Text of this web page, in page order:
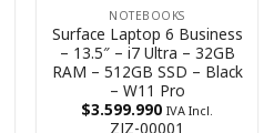
NOTEBOOKS
Surface Laptop 6 Business
– 13.5″ – i7 Ultra – 32GB
RAM – 512GB SSD – Black
– W11 Pro
$3.599.990 IVA Incl.
ZJZ-00001